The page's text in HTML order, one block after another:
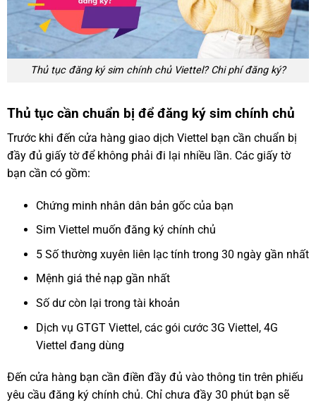
Thủ tục đăng ký sim chính chủ Viettel? Chi phí đăng ký?
Thủ tục cần chuẩn bị để đăng ký sim chính chủ
Trước khi đến cửa hàng giao dịch Viettel bạn cần chuẩn bị
đầy đủ giấy tờ để không phải đi lại nhiều lần. Các giấy tờ
bạn cần có gồm:
Chứng minh nhân dân bản gốc của bạn
Sim Viettel muốn đăng ký chính chủ
5 Số thường xuyên liên lạc tính trong 30 ngày gần nhất
Mệnh giá thẻ nạp gần nhất
Số dư còn lại trong tài khoản
Dịch vụ GTGT Viettel, các gói cước 3G Viettel, 4G
Viettel đang dùng
Đến cửa hàng bạn cần điền đầy đủ vào thông tin trên phiếu
yêu cầu đăng ký chính chủ. Chỉ chưa đầy 30 phút bạn sẽ